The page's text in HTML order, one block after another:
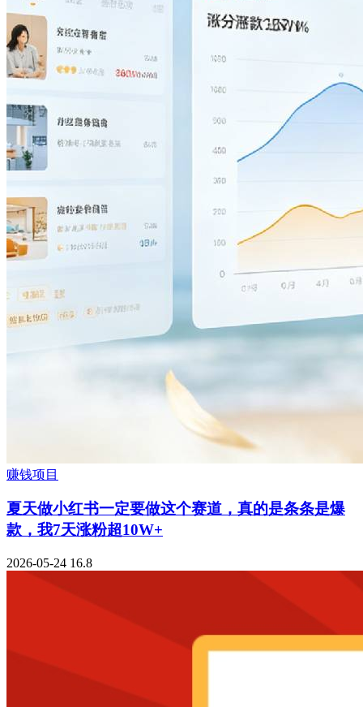
赚钱项目
夏天做小红书一定要做这个赛道，真的是条条是爆
款，我7天涨粉超10W+
2026-05-24 16.8